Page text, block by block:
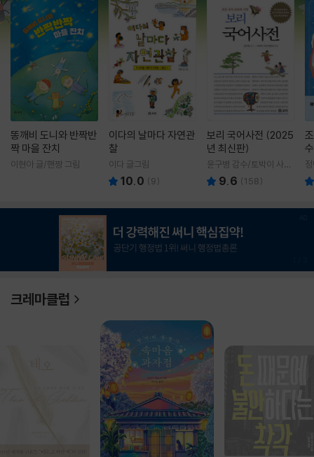
똥깨비 도니와 반짝반
짝 마을 잔치
이현아 글/핸짱 그림
이다의 날마다 자연관
찰
이다 글그림
10.0 (9)
보리 국어사전 (2025
년 최신판)
윤구병 감수/토박이 사전
편찬실 편
9.6 (158)
크레마클럽